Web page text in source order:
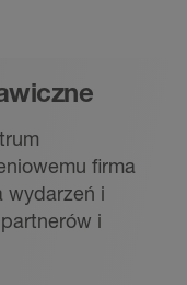
firma
wydarzeń i
i